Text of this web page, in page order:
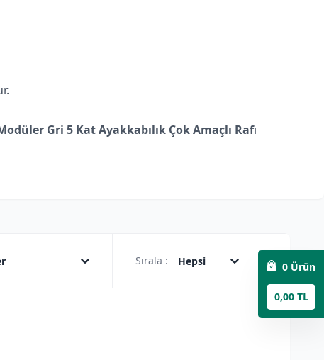
Gri 5 Kat Ayakkabılık Çok Amaçlı Rafı
Sırala : Hepsi 0 Ürün
0,00 TL